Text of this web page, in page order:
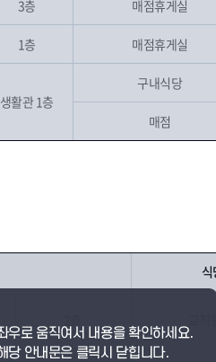
3층 매점휴게실
1층 매점휴게실
생활관 1층
구내식당
매점